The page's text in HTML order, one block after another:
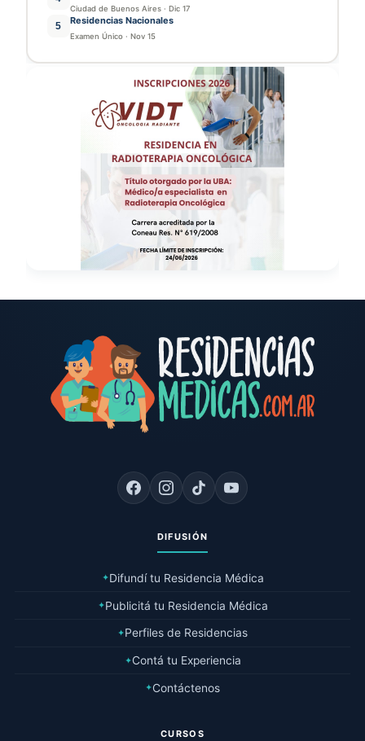
Ciudad de Buenos Aires · Dic 17
5 Residencias Nacionales
Examen Único · Nov 15
DIFUSIÓN
✦Difundí tu Residencia Médica
✦Publicitá tu Residencia Médica
✦Perfiles de Residencias
✦Contá tu Experiencia
✦Contáctenos
CURSOS